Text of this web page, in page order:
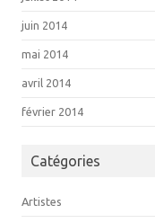
juin 2014
mai 2014
avril 2014
février 2014
Catégories
Artistes